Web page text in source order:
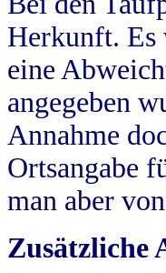
Herkunft. Es
eine
angegeben
Annahme
Ortsangabe
man aber
Zusätzliche